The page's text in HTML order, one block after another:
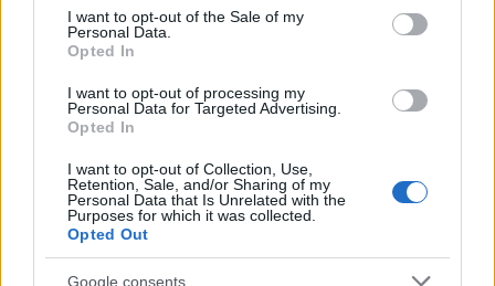
consent section.
I want to opt-out of the Sale of my
Personal Data.
Opted In
I want to opt-out of processing my
Personal Data for Targeted Advertising.
Opted In
I want to opt-out of Collection, Use,
Retention, Sale, and/or Sharing of my
Personal Data that Is Unrelated with the
Purposes for which it was collected.
Opted Out
Google consents
Βενεζουέλα: Συγκλονιστική διάσωση σκύλου
μέσα από τα συντρίμμια μετά τους φονικούς
σεισμούς
Οι διασώστες δίνουν μάχη με τον χρόνο για τον εντοπισμό
επιζώντων, ενώ συγκίνηση προκαλούν οι προσπάθειες
διάσωσης εγκλωβισμένων ζώων.